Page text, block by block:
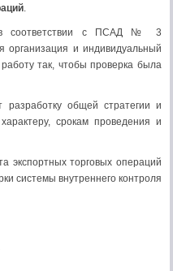
.
в соответствии с ПСАД № 3
организация и индивидуальный
так, чтобы проверка была
разработку общей стратегии и
срокам проведения и
экспортных торговых операций
системы внутреннего контроля